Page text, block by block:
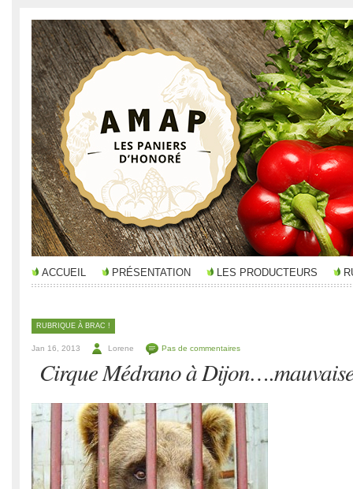
ACCUEIL PRÉSENTATION LES PRODUCTEURS
RUBRIQUE À BRAC !
Jan 16, 2013 Lorene Pas de commentaires
Cirque Médrano à